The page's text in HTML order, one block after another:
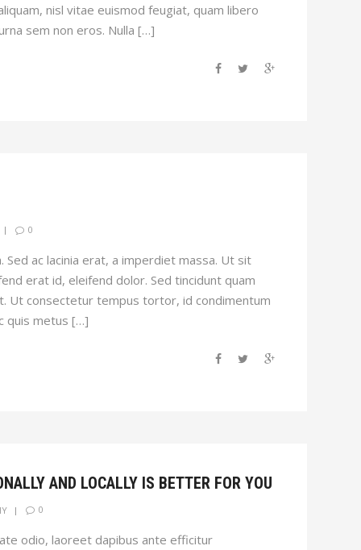
nisl vitae euismod feugiat, quam libero
sem non eros. Nulla […]
0
Sed ac lacinia erat, a imperdiet massa. Ut sit
erat id, eleifend dolor. Sed tincidunt quam
Ut consectetur tempus tortor, id condimentum
quis metus […]
AND LOCALLY IS BETTER FOR YOU
0
odio, laoreet dapibus ante efficitur